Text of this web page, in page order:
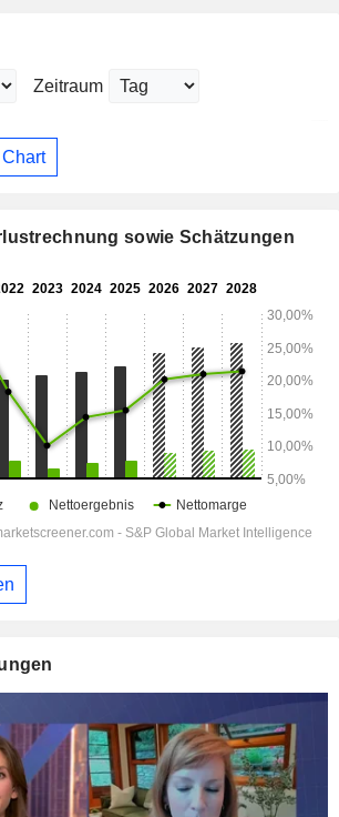
Zeitraum
sowie Schätzungen